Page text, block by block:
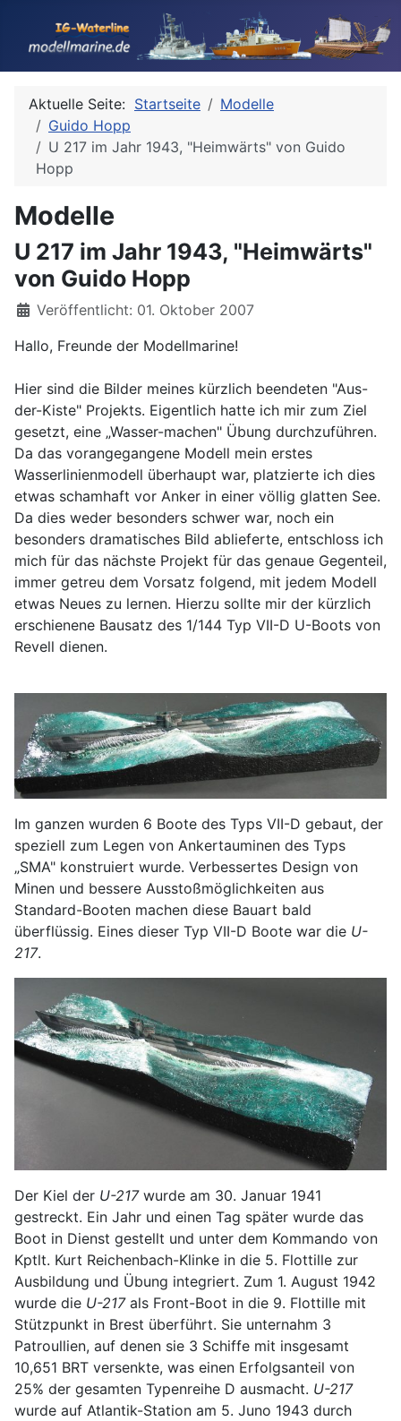
Aktuelle Seite: Startseite
Modelle
Guido Hopp
U 217 im Jahr 1943, "Heimwärts" von Guido
Hopp
Modelle
U 217 im Jahr 1943, "Heimwärts"
von Guido Hopp
Details
Veröffentlicht: 01. Oktober 2007
Hallo, Freunde der Modellmarine!
Hier sind die Bilder meines kürzlich beendeten "Aus-
der-Kiste" Projekts. Eigentlich hatte ich mir zum Ziel
gesetzt, eine „Wasser-machen" Übung durchzuführen.
Da das vorangegangene Modell mein erstes
Wasserlinienmodell überhaupt war, platzierte ich dies
etwas schamhaft vor Anker in einer völlig glatten See.
Da dies weder besonders schwer war, noch ein
besonders dramatisches Bild ablieferte, entschloss ich
mich für das nächste Projekt für das genaue Gegenteil,
immer getreu dem Vorsatz folgend, mit jedem Modell
etwas Neues zu lernen. Hierzu sollte mir der kürzlich
erschienene Bausatz des 1/144 Typ VII-D U-Boots von
Revell dienen.
Im ganzen wurden 6 Boote des Typs VII-D gebaut, der
speziell zum Legen von Ankertauminen des Typs
„SMA" konstruiert wurde. Verbessertes Design von
Minen und bessere Ausstoßmöglichkeiten aus
Standard-Booten machen diese Bauart bald
überflüssig. Eines dieser Typ VII-D Boote war die U-
217.
Der Kiel der U-217wurde am 30. Januar 1941
gestreckt. Ein Jahr und einen Tag später wurde das
Boot in Dienst gestellt und unter dem Kommando von
Kptlt. Kurt Reichenbach-Klinke in die 5. Flottille zur
Ausbildung und Übung integriert. Zum 1. August 1942
wurde die U-217als Front-Boot in die 9. Flottille mit
Stützpunkt in Brest überführt. Sie unternahm 3
Patroullien, auf denen sie 3 Schiffe mit insgesamt
10,651 BRT versenkte, was einen Erfolgsanteil von
25% der gesamten Typenreihe D ausmacht. U-217
wurde auf Atlantik-Station am 5. Juno 1943 durch